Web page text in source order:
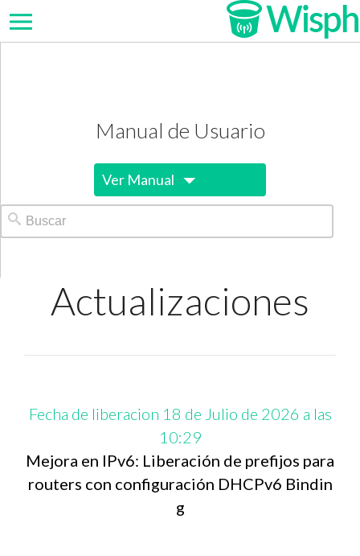
Manual de Usuario
Ver Manual
Actualizaciones
Fecha de liberacion 18 de Julio de 2026 a las
10:29
Mejora en IPv6: Liberación de prefijos para
routers con configuración DHCPv6 Bindin
g